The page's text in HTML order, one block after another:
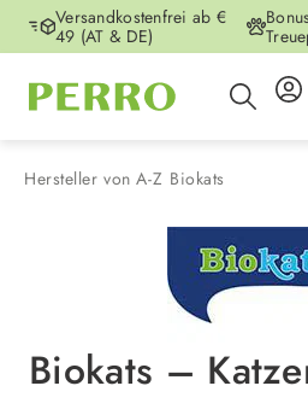
Zum Hauptinhalt springen
Versandkostenfrei ab €
49 (AT & DE)
Hersteller von A-Z Biokats
Biokats –